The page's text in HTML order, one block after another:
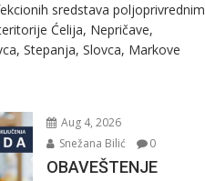
sredstava poljoprivrednim
Ćelija, Nepričave,
Stepanja, Slovca, Markove
Aug 4, 2026
Snežana Bilić
0
OBAVEŠTENJE